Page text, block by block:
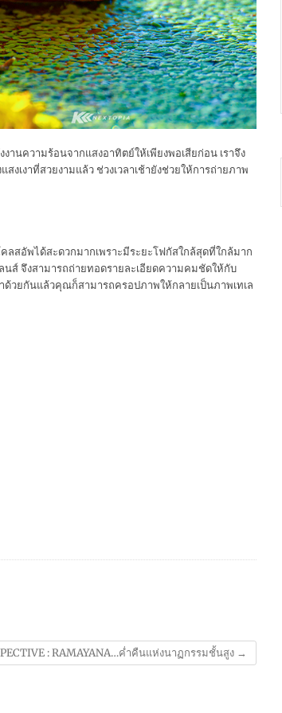
านความร้อนจากแสงอาทิตย์ให้เพียงพอเสียก่อน เราจึง
เงาที่สวยงามแล้ว ช่วงเวลาเช้ายังช่วยให้การถ่ายภาพ
ลสอัพได้สะดวกมากเพราะมีระยะโฟกัสใกล้สุดที่ใกล้มาก
ส์ จึงสามารถถ่ายทอดรายละเอียดความคมชัดให้กับ
วยกันแล้วคุณก็สามารถครอปภาพให้กลายเป็นภาพเทเล
: RAMAYANA…ค่ำคืนแห่งนาฏกรรมชั้นสูง →